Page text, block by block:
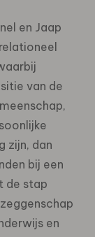
en Jaap
van de
zijn, dan
bij een
de stap
en